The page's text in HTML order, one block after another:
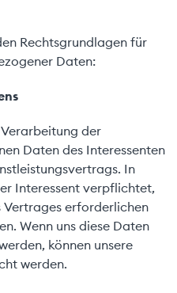
Rechtsgrundlagen für
Daten:
der
Daten des Interessenten
In
Interessent verpflichtet,
erforderlichen
Wenn uns diese Daten
können unsere
werden.